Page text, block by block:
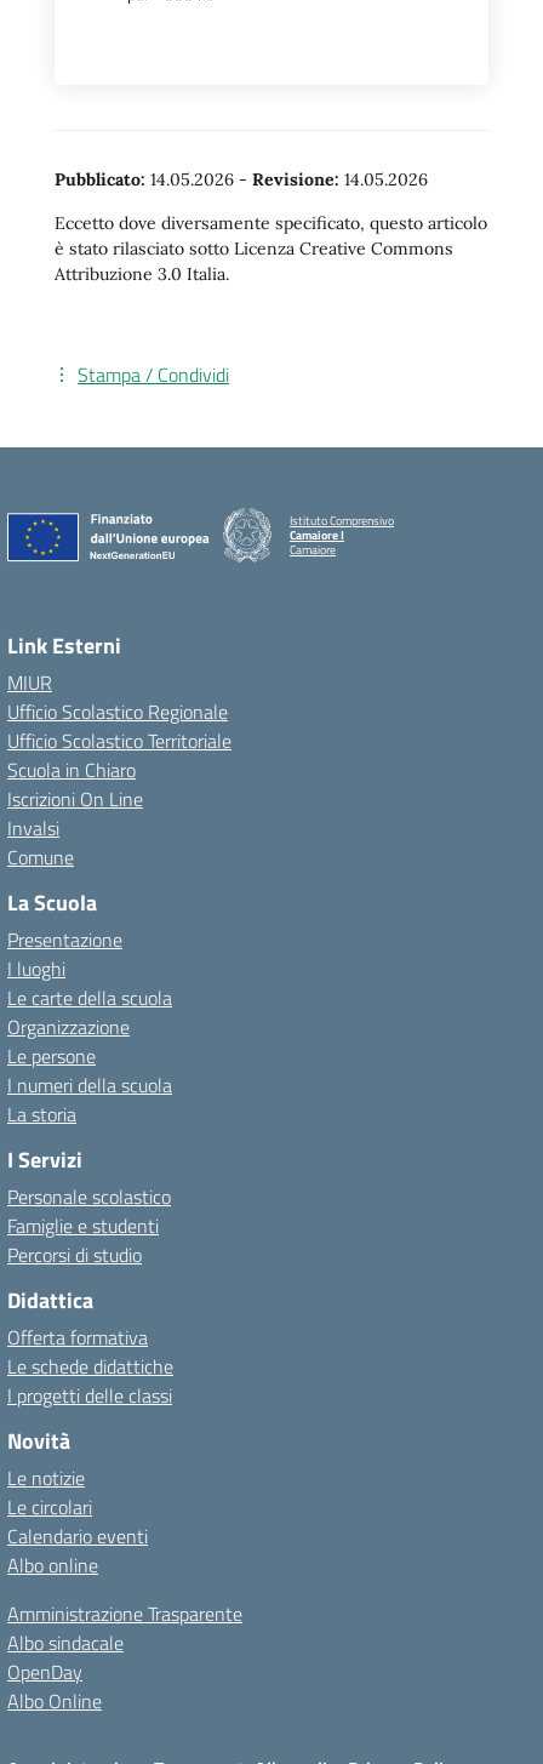
Pubblicato: 14.05.2026 - Revisione: 14.05.2026
Eccetto dove diversamente specificato, questo articolo
è stato rilasciato sotto Licenza Creative Commons
Attribuzione 3.0 Italia.
Stampa / Condividi
Istituto Comprensivo
Camaiore I
Camaiore
Link Esterni
MIUR
Ufficio Scolastico Regionale
Ufficio Scolastico Territoriale
Scuola in Chiaro
Iscrizioni On Line
Invalsi
Comune
La Scuola
Presentazione
I luoghi
Le carte della scuola
Organizzazione
Le persone
I numeri della scuola
La storia
I Servizi
Personale scolastico
Famiglie e studenti
Percorsi di studio
Didattica
Offerta formativa
Le schede didattiche
I progetti delle classi
Novità
Le notizie
Le circolari
Calendario eventi
Albo online
Amministrazione Trasparente
Albo sindacale
OpenDay
Albo Online